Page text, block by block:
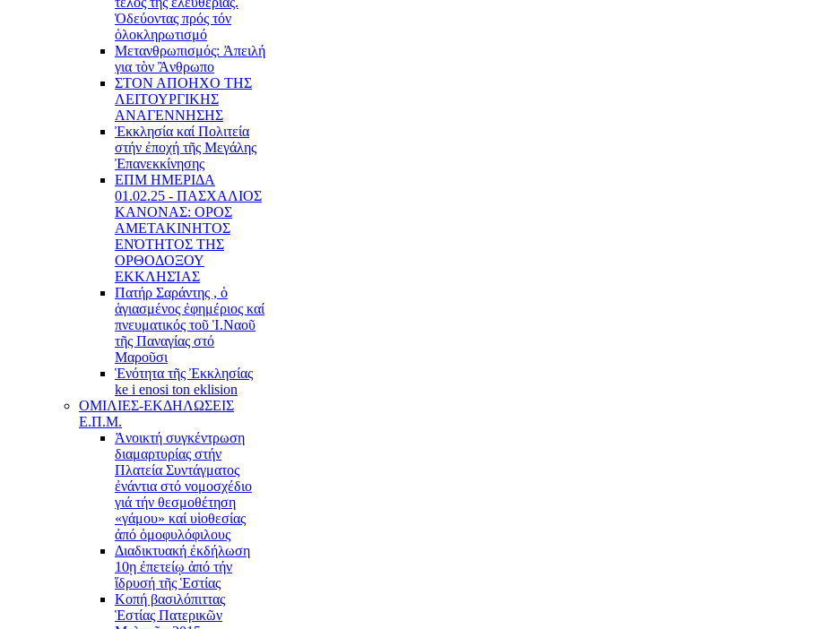
Ὁδεύοντας πρός τόν
ὁλοκληρωτισμό
Μετανθρωπισμός: Ἀπειλή
για τὸν Ἂνθρωπο
ΣΤΟΝ ΑΠΟΗΧΟ ΤΗΣ
ΛΕΙΤΟΥΡΓΙΚΗΣ
ΑΝΑΓΕΝΝΗΣΗΣ
Ἐκκλησία καί Πολιτεία
στήν ἐποχή τῆς Μεγάλης
Ἐπανεκκίνησης
ΕΠΜ ΗΜΕΡΙΔΑ
01.02.25 - ΠΑΣΧΑΛΙΟΣ
ΚΑΝΟΝΑΣ: ΟΡΟΣ
ΑΜΕΤΑΚΙΝΗΤΟΣ
ΕΝΌΤΗΤΟΣ ΤΗΣ
ΟΡΘΟΔΟΞΟΥ
ΕΚΚΛΗΣΊΑΣ
Πατήρ Σαράντης , ὁ
ἁγιασμένος ἐφημέριος καί
πνευματικός τοῦ Ἱ.Ναοῦ
τῆς Παναγίας στό
Μαροῦσι
Ἑνότητα τῆς Ἐκκλησίας
ke i enosi ton eklision
ΟΜΙΛΙΕΣ-ΕΚΔΗΛΩΣΕΙΣ
Ε.Π.Μ.
Ἀνοικτή συγκέντρωση
διαμαρτυρίας στήν
Πλατεία Συντάγματος
ἐνάντια στό νομοσχέδιο
γιά τήν θεσμοθέτηση
«γάμου» καί υἱοθεσίας
ἀπό ὁμοφυλόφιλους
Διαδικτυακή ἐκδήλωση
10ῃ ἐπετείῳ ἀπό τήν
ἵδρυσή τῆς Ἑστίας
Κοπή βασιλόπιττας
Ἑστίας Πατερικῶν